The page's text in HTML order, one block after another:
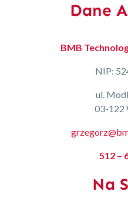
Dane
BMB
NIP:
ul.
03-122
512 –
Na